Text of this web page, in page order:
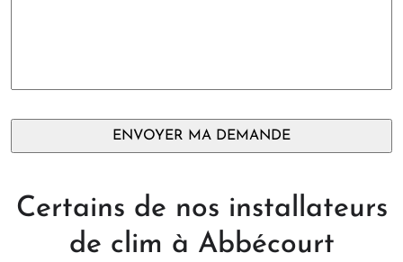
Certains de nos installateurs
de clim à Abbécourt